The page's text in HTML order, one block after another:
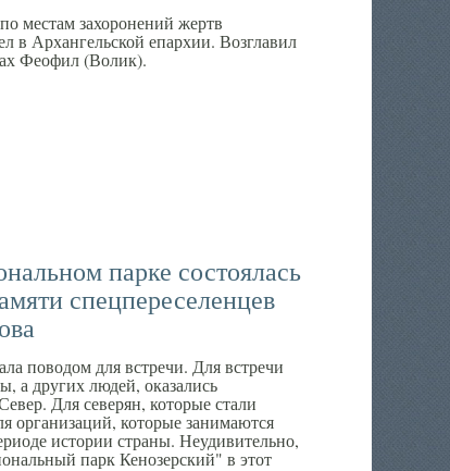
местам захоронений жертв
в Архангельской епархии. Возглавил
Феофил (Волик).
парке состоялась
спецпереселенцев
поводом для встречи. Для встречи
а других людей, оказались
Для северян, которые стали
организаций, которые занимаются
истории страны. Неудивительно,
парк Кенозерский" в этот